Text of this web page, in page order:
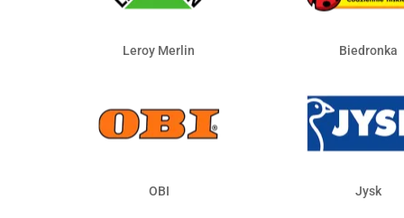
Leroy Merlin Biedronka
OBI Jysk